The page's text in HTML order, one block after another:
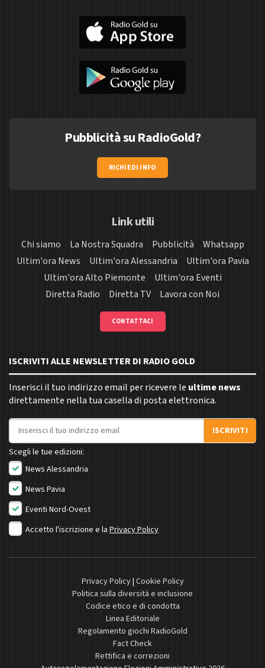
Pubblicità su RadioGold?
RICHIEDI INFO
Link utili
Chi siamo La Nostra Squadra Pubblicità
Whatsapp
Ultim'ora News
Ultim'ora Alessandria
Ultim'ora Pavia
Ultim'ora Alto Piemonte
Ultim'ora Eventi
Diretta Radio
Diretta TV Lavora con Noi
CONTATTACI
ISCRIVITI ALLE NEWSLETTER DI RADIO GOLD
Inserisci il tuo indirizzo email per ricevere le ultime news
direttamente nella tua casella di posta elettronica.
Indirizzo email
ISCRIVITI
Scegli le tue edizioni:
News Alessandria
News Pavia
Eventi Nord-Ovest
Accetto l'iscrizione e la Privacy Policy
Privacy Policy| Cookie Policy
Politica sulla diversità e inclusione
Codice etico e di condotta
Linea Editoriale
Regolamento giochi RadioGold
Fact Check
Rettifica e correzioni